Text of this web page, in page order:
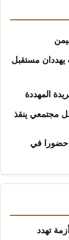
يهددان مستقبل
المهددة
مجتمعي ينقذ
حضورا في
تهدد